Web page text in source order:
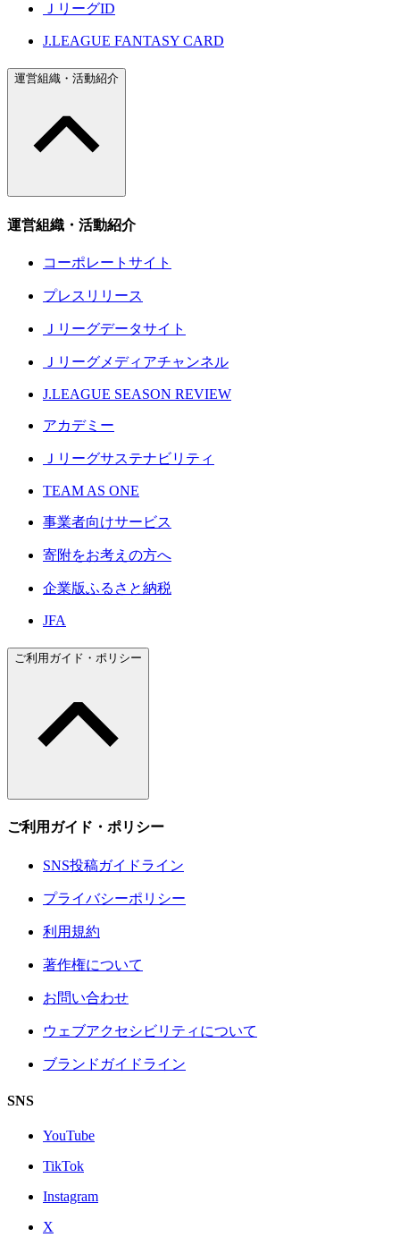
ＪリーグID
J.LEAGUE FANTASY CARD
運営組織・活動紹介
運営組織・活動紹介
コーポレートサイト
プレスリリース
Ｊリーグデータサイト
Ｊリーグメディアチャンネル
J.LEAGUE SEASON REVIEW
アカデミー
Ｊリーグサステナビリティ
TEAM AS ONE
事業者向けサービス
寄附をお考えの方へ
企業版ふるさと納税
JFA
ご利用ガイド・ポリシー
ご利用ガイド・ポリシー
SNS投稿ガイドライン
プライバシーポリシー
利用規約
著作権について
お問い合わせ
ウェブアクセシビリティについて
ブランドガイドライン
SNS
YouTube
TikTok
Instagram
X